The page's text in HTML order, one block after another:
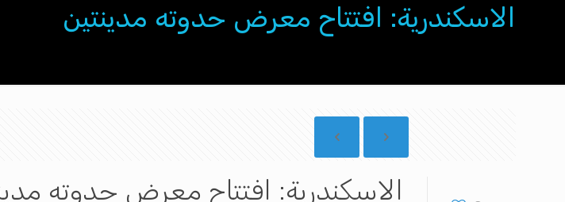
الاسكندرية: افتتاح معرض حدوته مدينتين
الاسكندرية: افتتاح معرض حدوته